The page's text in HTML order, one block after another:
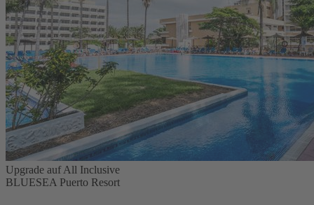
Upgrade auf All Inclusive
BLUESEA Puerto Resort